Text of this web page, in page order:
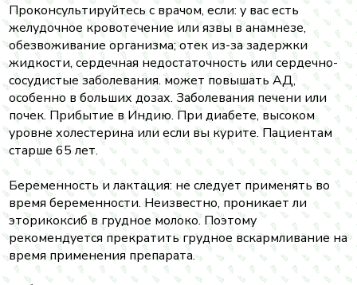
Проконсультируйтесь с врачом, если: у вас есть
желудочное кровотечение или язвы в анамнезе,
обезвоживание организма; отек из-за задержки
жидкости, сердечная недостаточность или сердечно-
сосудистые заболевания. может повышать АД,
особенно в больших дозах. Заболевания печени или
почек. Прибытие в Индию. При диабете, высоком
уровне холестерина или если вы курите. Пациентам
старше 65 лет.
Беременность и лактация: не следует применять во
время беременности. Неизвестно, проникает ли
эторикоксиб в грудное молоко. Поэтому
рекомендуется прекратить грудное вскармливание на
время применения препарата.